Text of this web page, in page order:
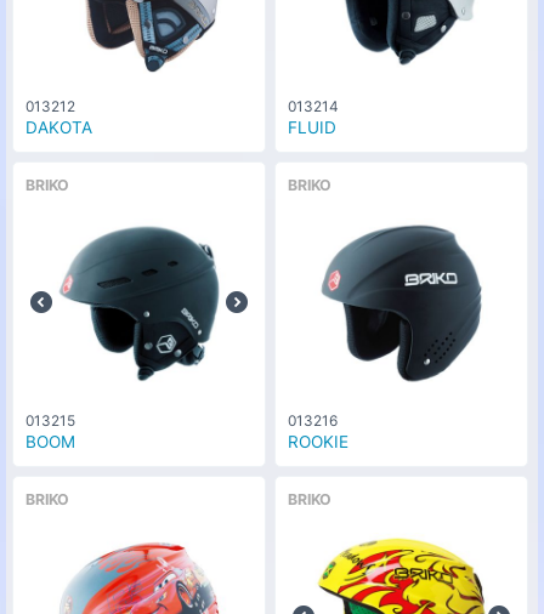
013212
DAKOTA
013214
FLUID
BRIKO
013215
BOOM
BRIKO
013216
ROOKIE
BRIKO BRIKO